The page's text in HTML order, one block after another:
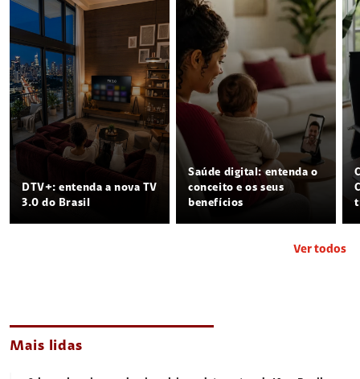
DTV+: entenda a nova TV
3.0 do Brasil
Saúde digital: entenda o
conceito e os seus
benefícios
Ver todos
Mais lidas